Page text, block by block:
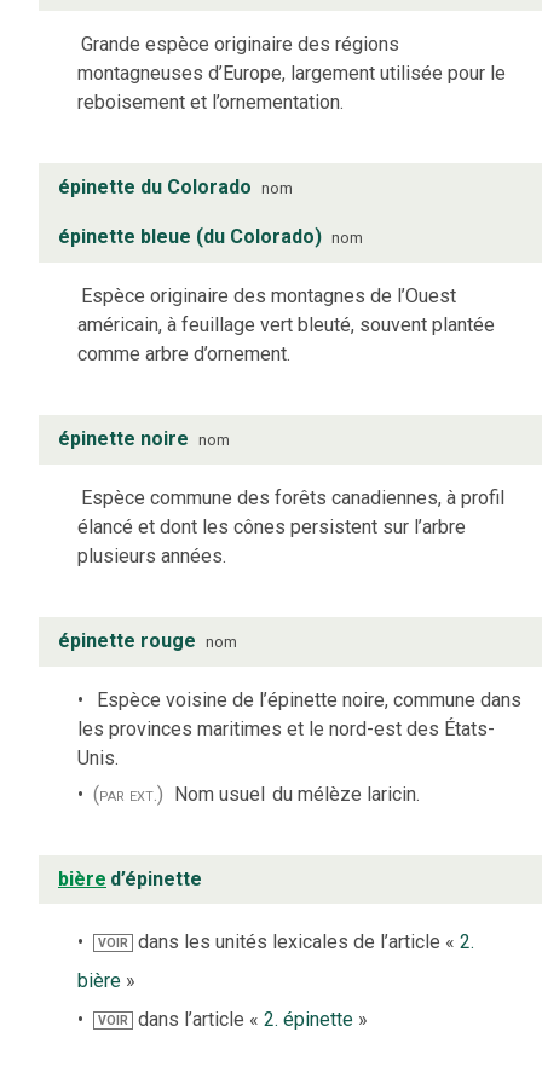
Grande espèce originaire des régions
montagneuses d’Europe, largement utilisée pour le
reboisement et l’ornementation.
épinette du Colorado nom
épinette bleue (du Colorado) nom
Espèce originaire des montagnes de l’Ouest
américain, à feuillage vert bleuté, souvent plantée
comme arbre d’ornement.
épinette noire nom
Espèce commune des forêts canadiennes, à profil
élancé et dont les cônes persistent sur l’arbre
plusieurs années.
épinette rouge nom
Espèce voisine de l’épinette noire, commune dans
les provinces maritimes et le nord-est des États-
Unis.
(par ext.) Nom usuel du mélèze laricin.
bière d’épinette
VOIR dans les unités lexicales de l’article «2.
bière »
VOIR dans l’article «2. épinette »